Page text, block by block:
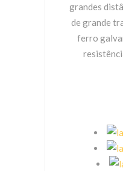
grandes
de grande
ferro